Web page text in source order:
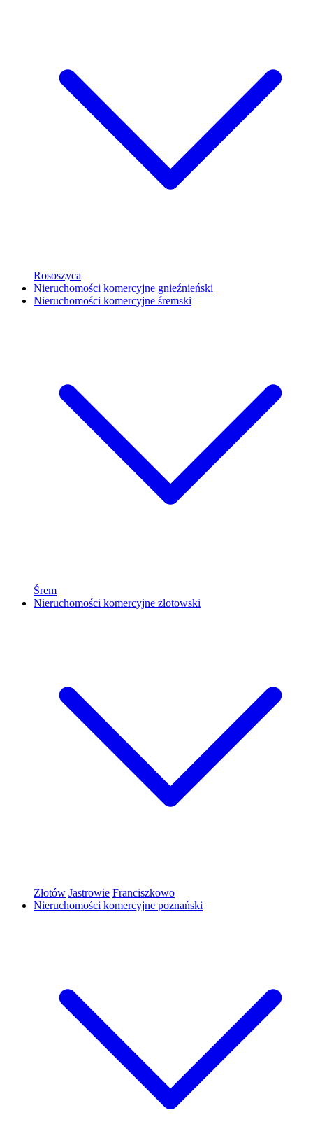
Rososzyca
Nieruchomości komercyjne gnieźnieński
Nieruchomości komercyjne śremski
Śrem
Nieruchomości komercyjne złotowski
Złotów Jastrowie Franciszkowo
Nieruchomości komercyjne poznański